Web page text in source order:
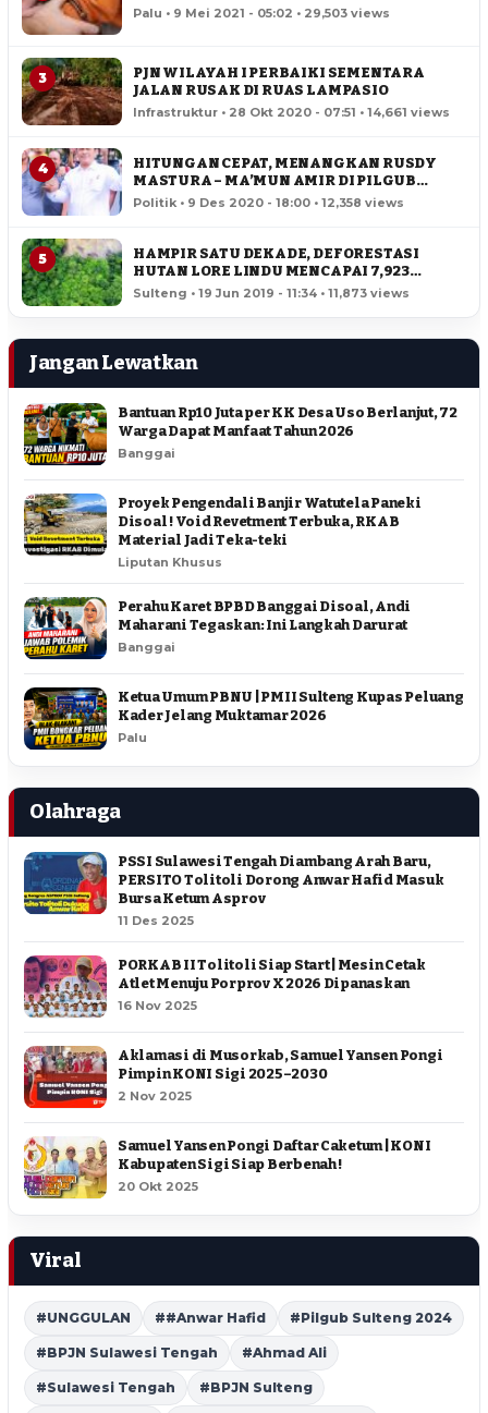
Palu • 9 Mei 2021 - 05:02 • 29,503 views
3
PJN WILAYAH I PERBAIKI SEMENTARA
JALAN RUSAK DI RUAS LAMPASIO
Infrastruktur • 28 Okt 2020 - 07:51 • 14,661 views
4
HITUNGAN CEPAT, MENANGKAN RUSDY
MASTURA – MA’MUN AMIR DI PILGUB
SULTENG
Politik • 9 Des 2020 - 18:00 • 12,358 views
5
HAMPIR SATU DEKADE, DEFORESTASI
HUTAN LORE LINDU MENCAPAI 7,923
HEKTAR
Sulteng • 19 Jun 2019 - 11:34 • 11,873 views
Jangan Lewatkan
Bantuan Rp10 Juta per KK Desa Uso Berlanjut, 72
Warga Dapat Manfaat Tahun 2026
Banggai
Proyek Pengendali Banjir Watutela Paneki
Disoal ! Void Revetment Terbuka, RKAB
Material Jadi Teka-teki
Liputan Khusus
Perahu Karet BPBD Banggai Disoal, Andi
Maharani Tegaskan: Ini Langkah Darurat
Banggai
Ketua Umum PBNU | PMII Sulteng Kupas Peluang
Kader Jelang Muktamar 2026
Palu
Olahraga
PSSI Sulawesi Tengah Diambang Arah Baru,
PERSITO Tolitoli Dorong Anwar Hafid Masuk
Bursa Ketum Asprov
11 Des 2025
PORKAB II Tolitoli Siap Start | Mesin Cetak
Atlet Menuju Porprov X 2026 Dipanaskan
16 Nov 2025
Aklamasi di Musorkab, Samuel Yansen Pongi
Pimpin KONI Sigi 2025–2030
2 Nov 2025
Samuel Yansen Pongi Daftar Caketum | KONI
Kabupaten Sigi Siap Berbenah !
20 Okt 2025
Viral
#UNGGULAN ##Anwar Hafid #Pilgub Sulteng 2024
#BPJN Sulawesi Tengah #Ahmad Ali
#Sulawesi Tengah #BPJN Sulteng